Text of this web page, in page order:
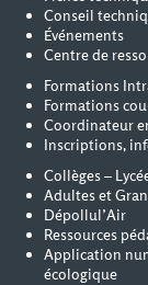
Conseil
Événements
Centre de
Formations
Formations
Coordinateur
Inscriptions,
Collèges –
Adultes et
Dépollul’Air
Ressources
Application
écologique